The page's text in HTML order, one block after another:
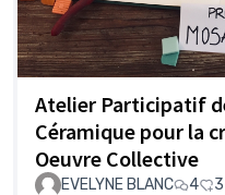
Atelier Participatif
Céramique pour la
Oeuvre Collective
EVELYNE BLANC 4 3